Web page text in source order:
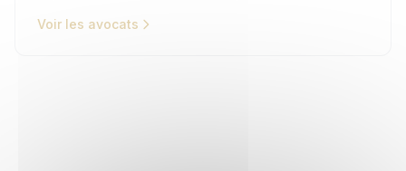
Voir les avocats